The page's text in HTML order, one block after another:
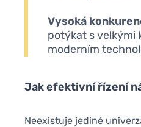
Vysoká
potýkat s velkými
moderním
Jak efektivní řízení
Neexistuje jediné